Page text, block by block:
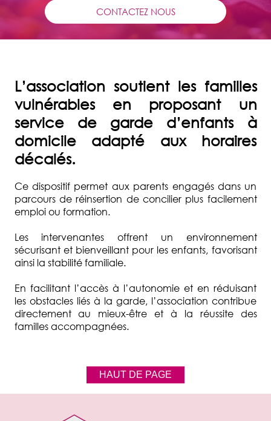
CONTACTEZ NOUS
L’association soutient les familles
vulnérables en proposant un
service de garde d’enfants à
domicile adapté aux horaires
décalés.
Ce dispositif permet aux parents engagés dans un
parcours de réinsertion de concilier plus facilement
emploi ou formation.
Les intervenantes offrent un environnement
sécurisant et bienveillant pour les enfants, favorisant
ainsi la stabilité familiale.
En facilitant l’accès à l’autonomie et en réduisant
les obstacles liés à la garde, l’association contribue
directement au mieux-être et à la réussite des
familles accompagnées.
HAUT DE PAGE